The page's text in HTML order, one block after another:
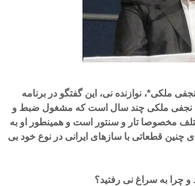
ملکی*، نوازنده نی، این گفتگو در برنامه
نجفی ملکی چند سال است که مشغول ضبط و
مخصوصا تار و سنتور است و همینطور او به
چنین قطعاتی با سازهای ایرانی در نوع خود بی
و چرا به سراغ نی رفتید؟